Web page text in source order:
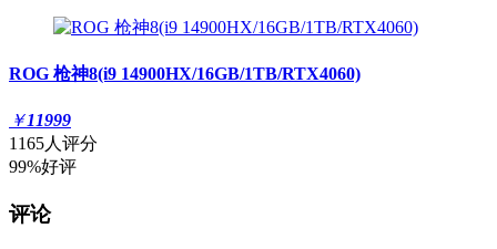
ROG 枪神8(i9 14900HX/16GB/1TB/RTX4060)
￥11999
1165人评分
99%好评
评论